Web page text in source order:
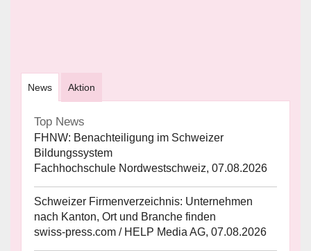
News Aktion
Top News
FHNW: Benachteiligung im Schweizer
Bildungssystem
Fachhochschule Nordwestschweiz, 07.08.2026
Schweizer Firmenverzeichnis: Unternehmen
nach Kanton, Ort und Branche finden
swiss-press.com / HELP Media AG, 07.08.2026